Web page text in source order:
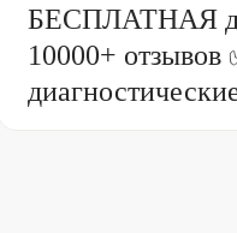
БЕСПЛАТНАЯ
10000+ отзывов